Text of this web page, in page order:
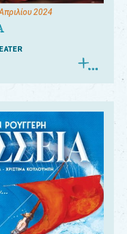
2024